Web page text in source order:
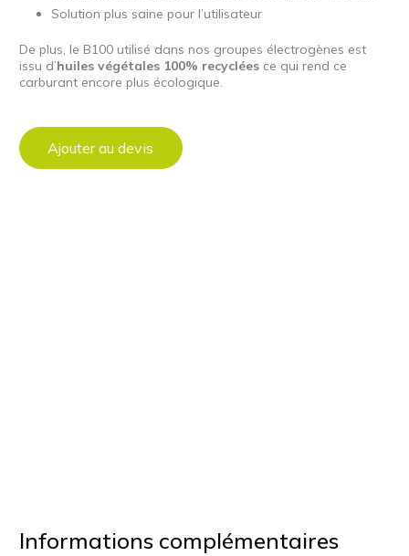
Solution plus saine pour l’utilisateur
De plus, le B100 utilisé dans nos groupes électrogènes est
issu d’huiles végétales 100% recyclées ce qui rend ce
carburant encore plus écologique.
Ajouter au devis
Informations complémentaires